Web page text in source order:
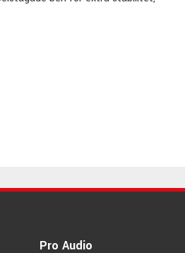
Pro Audio